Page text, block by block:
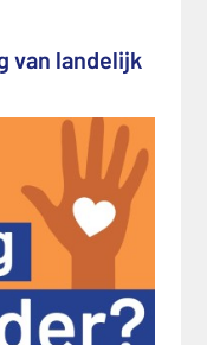
van landelijk